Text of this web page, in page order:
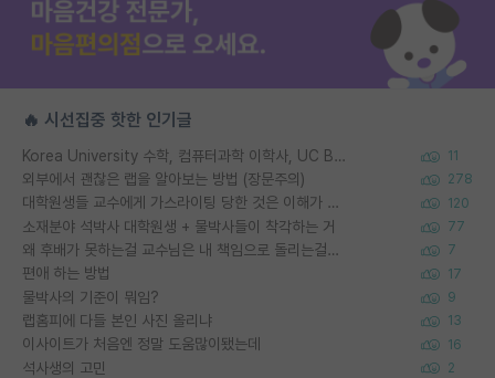
🔥 시선집중 핫한 인기글
Korea University 수학, 컴퓨터과학 이학사, UC Berkeley 산업공학 대학원 공학박사가 되는 것은 쉽지 않겠죠? 11
외부에서 괜찮은 랩을 알아보는 방법 (장문주의) 278
대학원생들 교수에게 가스라이팅 당한 것은 이해가 갑니다. 안타깝네요. 120
소재분야 석박사 대학원생 + 물박사들이 착각하는 거 77
왜 후배가 못하는걸 교수님은 내 책임으로 돌리는걸까요? 7
편애 하는 방법 17
물박사의 기준이 뭐임? 9
랩홈피에 다들 본인 사진 올리냐 13
이사이트가 처음엔 정말 도움많이됐는데 16
석사생의 고민 2